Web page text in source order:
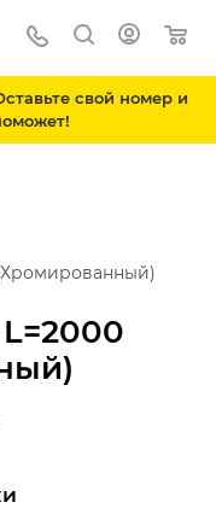
свой номер и